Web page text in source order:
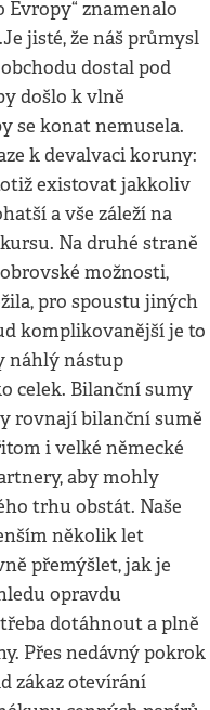
Evropy“ znamenalo
jisté, že náš průmysl
dostal pod
došlo k vlně
se konat nemusela.
k devalvaci koruny:
existovat jakkoliv
a vše záleží na
Na druhé straně
možnosti,
pro spoustu jiných
komplikovanější je to
náhlý nástup
celek. Bilanční sumy
rovnají bilanční sumě
i velké německé
aby mohly
trhu obstát. Naše
několik let
přemýšlet, jak je
opravdu
dotáhnout a plně
Přes nedávný pokrok
zákaz otevírání